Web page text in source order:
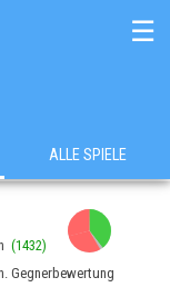
☰
ALLE SPIELE
(1432)
Gegnerbewertung